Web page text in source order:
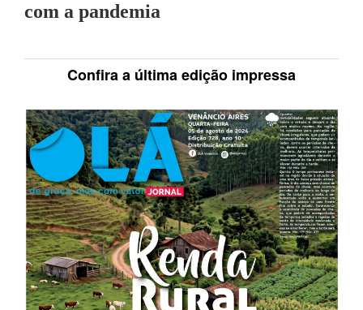
com a pandemia
Confira a última edição impressa